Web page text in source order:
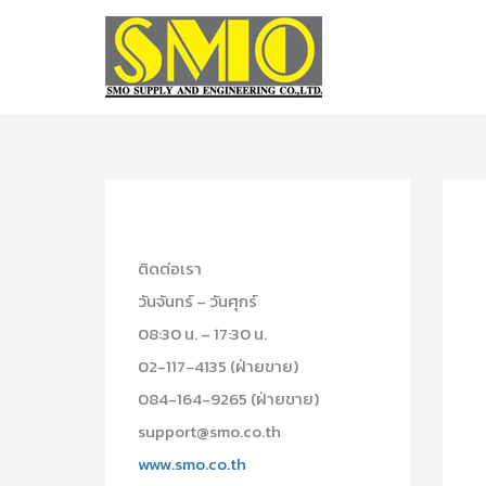
ติดต่อเรา
วันจันทร์ – วันศุกร์
08:30 น. – 17:30 น.
02-117-4135 (ฝ่ายขาย)
084-164-9265 (ฝ่ายขาย)
support@smo.co.th
www.smo.co.th